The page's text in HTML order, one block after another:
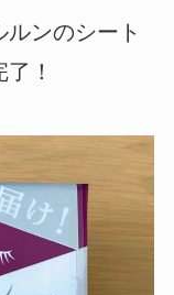
ンのシート
！